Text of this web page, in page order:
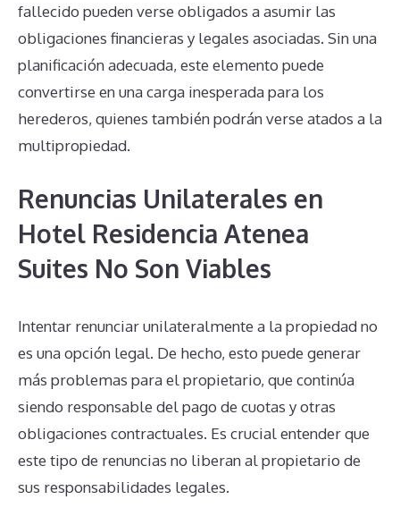
fallecido pueden verse obligados a asumir las
obligaciones financieras y legales asociadas. Sin una
planificación adecuada, este elemento puede
convertirse en una carga inesperada para los
herederos, quienes también podrán verse atados a la
multipropiedad.
Renuncias Unilaterales en
Hotel Residencia Atenea
Suites No Son Viables
Intentar renunciar unilateralmente a la propiedad no
es una opción legal. De hecho, esto puede generar
más problemas para el propietario, que continúa
siendo responsable del pago de cuotas y otras
obligaciones contractuales. Es crucial entender que
este tipo de renuncias no liberan al propietario de
sus responsabilidades legales.